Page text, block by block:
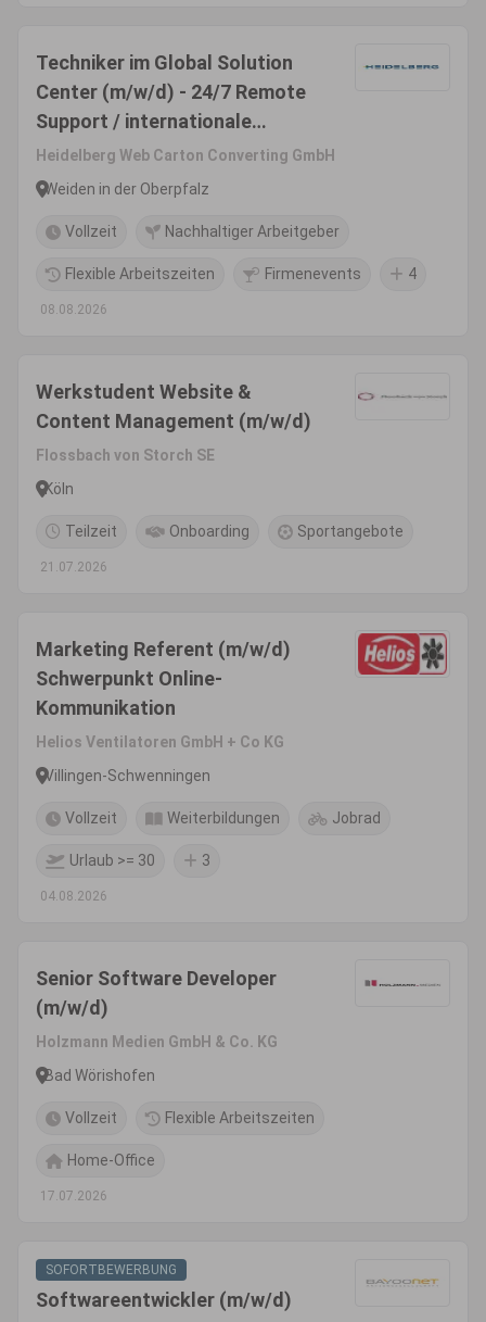
Techniker im Global Solution
Center (m/w/d) - 24/7 Remote
Support / internationale
Serviceeinsätze
Heidelberg Web Carton Converting GmbH
Weiden in der Oberpfalz
Vollzeit Nachhaltiger Arbeitgeber
Flexible Arbeitszeiten Firmenevents 4
08.08.2026
Werkstudent Website &
Content Management (m/w/d)
Flossbach von Storch SE
Köln
Teilzeit Onboarding Sportangebote
21.07.2026
Marketing Referent (m/w/d)
Schwerpunkt Online-
Kommunikation
Helios Ventilatoren GmbH + Co KG
Villingen-Schwenningen
Vollzeit Weiterbildungen Jobrad
Urlaub >= 30 3
04.08.2026
Senior Software Developer
(m/w/d)
Holzmann Medien GmbH & Co. KG
Bad Wörishofen
Vollzeit Flexible Arbeitszeiten
Home-Office
17.07.2026
SOFORTBEWERBUNG
Softwareentwickler (m/w/d)